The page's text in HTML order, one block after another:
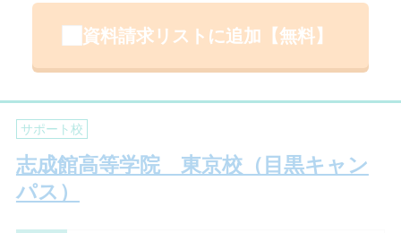
資料請求リストに追加【無料】
サポート校
志成館高等学院 東京校（目黒キャン
パス）